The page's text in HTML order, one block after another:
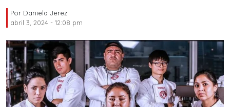
Por Daniela Jerez
abril 3, 2024 - 12:08 pm